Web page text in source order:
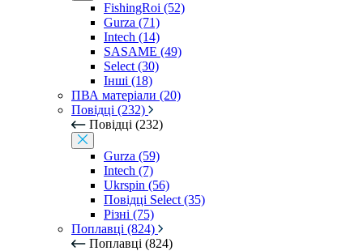
FishingRoi (52)
Gurza (71)
Intech (14)
SASAME (49)
Select (30)
Інші (18)
ПВА матеріали (20)
Повідці (232)
Повідці (232)
Gurza (59)
Intech (7)
Ukrspin (56)
Повідці Select (35)
Різні (75)
Поплавці (824)
Поплавці (824)